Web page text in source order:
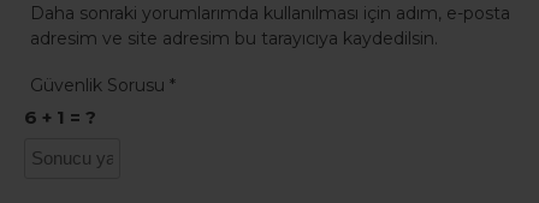
Daha sonraki yorumlarımda kullanılması için adım, e-posta
adresim ve site adresim bu tarayıcıya kaydedilsin.
Güvenlik Sorusu *
6 + 1 = ?